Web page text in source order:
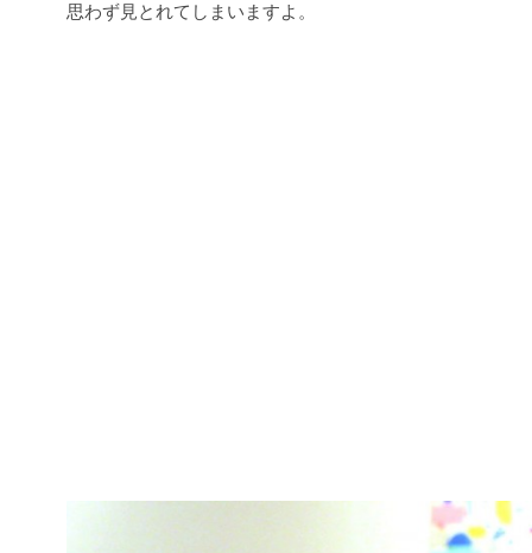
思わず見とれてしまいますよ。